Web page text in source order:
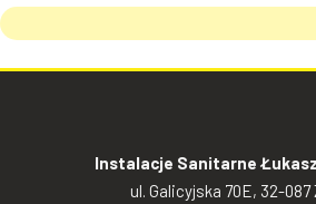
Instalacje Sanitarne
ul. Galicyjska 70E, 32-087